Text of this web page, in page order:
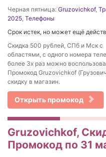
Черная пятница: Gruzovichkof,
2025, Телефоны
Срок истек, но может ещё
Скидка 500 рублей, СПб и Мск с
областями, с одного номера
более 3х раз можно
Промокод Gruzovichkof
скидку в магазин.
Открыть промокод
Gruzovichkof,
Промокод по 31